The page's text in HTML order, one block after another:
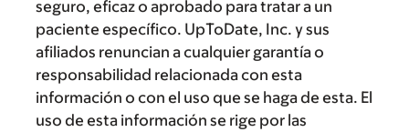
seguro, eficaz o aprobado para tratar a un
paciente específico. UpToDate, Inc. y sus
afiliados renuncian a cualquier garantía o
responsabilidad relacionada con esta
información o con el uso que se haga de esta. El
uso de esta información se rige por las